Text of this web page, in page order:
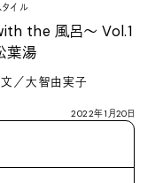
タイル
the 風呂〜 Vol.1
葉湯
文／大智由実子
2022年1 月20日